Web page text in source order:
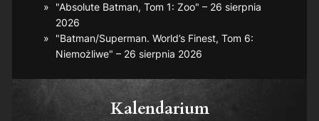
"Absolute Batman, Tom 1: Zoo" – 26 sierpnia
2026
"Batman/Superman. World’s Finest, Tom 6:
Niemożliwe" – 26 sierpnia 2026
Kalendarium